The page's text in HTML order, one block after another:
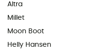
Altra
Millet
Moon Boot
Helly Hansen